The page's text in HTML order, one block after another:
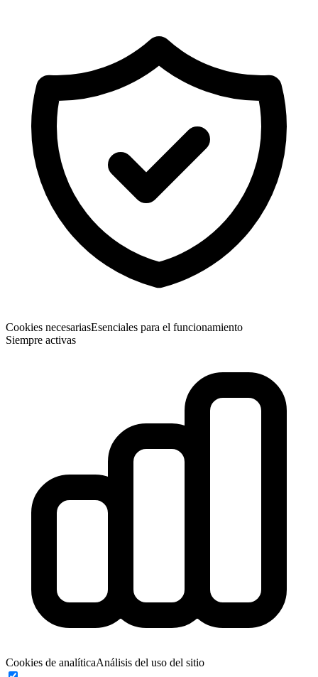
Cookies necesariasEsenciales para el funcionamiento
Siempre activas
Cookies de analíticaAnálisis del uso del sitio